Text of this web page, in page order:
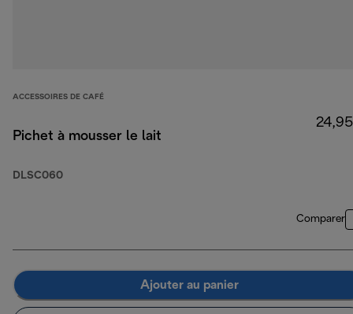
ACCESSOIRES DE CAFÉ
Pichet à mousser le lait
DLSC060
Comparer
Ajouter au panier